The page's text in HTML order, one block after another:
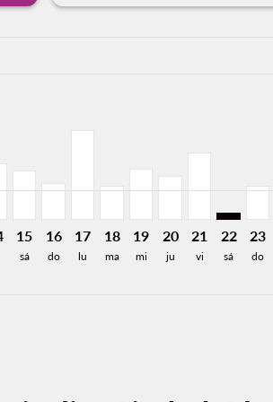
1.5KMXN
15
sá
16
do
17
lu
18
ma
19
mi
20
ju
21
vi
22
sá
23
do